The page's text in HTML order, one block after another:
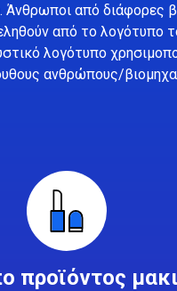
από διάφορες
από το λογότυπο
λογότυπο
ανθρώπους/
προϊόντος